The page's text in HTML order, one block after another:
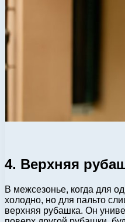
4. Верхняя
В межсезонье, когда для
холодно, но для пальто
верхняя рубашка. Он